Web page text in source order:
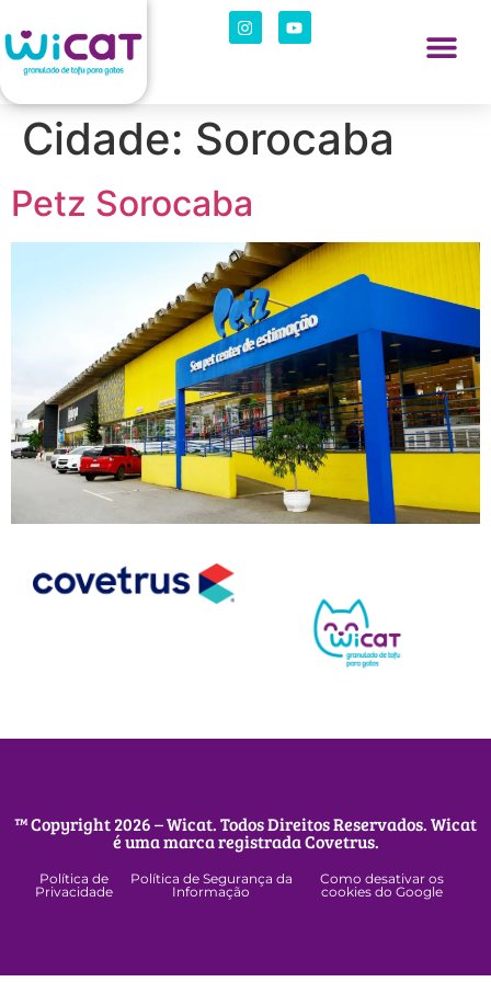
Cidade: Sorocaba
Petz Sorocaba
™ Copyright 2026 – Wicat. Todos Direitos Reservados. Wicat
é uma marca registrada Covetrus.
Política de
Privacidade
Política de Segurança da
Informação
Como desativar os
cookies do Google